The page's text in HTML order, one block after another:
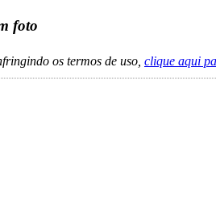
foto
os termos de uso, clique aqui